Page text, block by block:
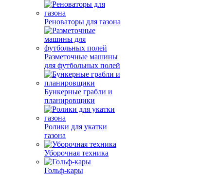
Реноваторы для газона
Разметочные машины
для футбольных полей
Бункерные грабли и
планировщики
Ролики для укатки
газона
Уборочная техника
Гольф-кары